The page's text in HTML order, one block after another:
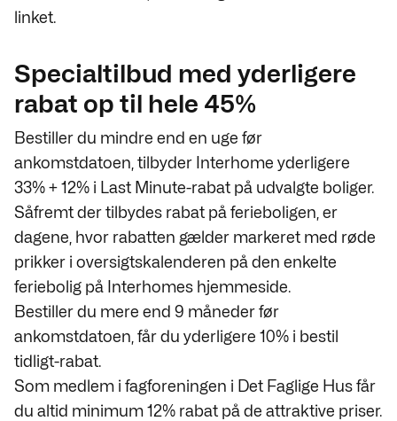
linket.
Specialtilbud med yderligere
rabat op til hele 45%
Bestiller du mindre end en uge før
ankomstdatoen, tilbyder Interhome yderligere
33% + 12% i Last Minute-rabat på udvalgte boliger.
Såfremt der tilbydes rabat på ferieboligen, er
dagene, hvor rabatten gælder markeret med røde
prikker i oversigtskalenderen på den enkelte
feriebolig på Interhomes hjemmeside.
Bestiller du mere end 9 måneder før
ankomstdatoen, får du yderligere 10% i bestil
tidligt-rabat.
Som medlem i fagforeningen i Det Faglige Hus får
du altid minimum 12% rabat på de attraktive priser.